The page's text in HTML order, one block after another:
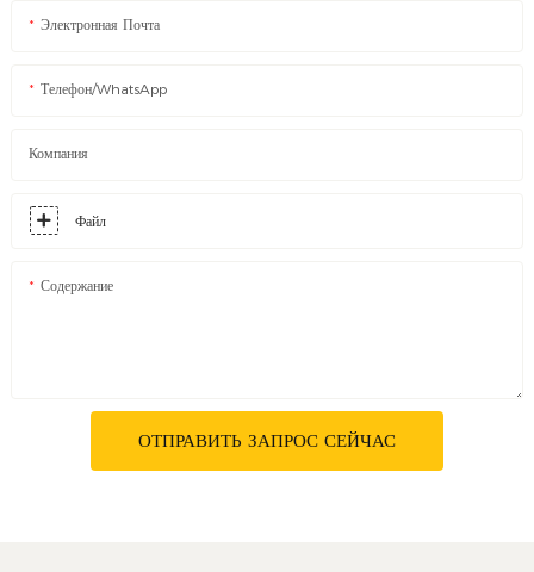
Электронная Почта
Телефон/WhatsApp
Компания
Файл
Содержание
ОТПРАВИТЬ ЗАПРОС СЕЙЧАС